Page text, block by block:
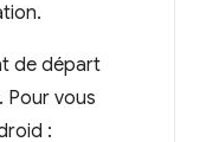
de départ
Pour vous
: